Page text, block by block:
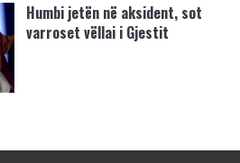
Humbi jetën në aksident, sot
varroset vëllai i Gjestit